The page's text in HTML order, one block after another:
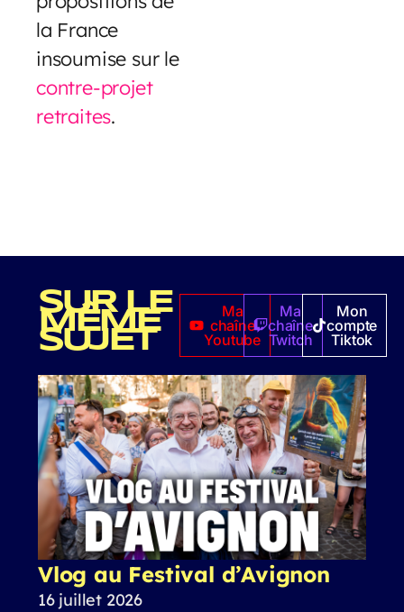
la France
insoumise sur le
contre-projet
retraites.
SUR LE
MÊME
SUJET
Ma
chaîne
Youtube
Ma
chaîne
Twitch
Mon
compte
Tiktok
Vlog au Festival d’Avignon
16 juillet 2026